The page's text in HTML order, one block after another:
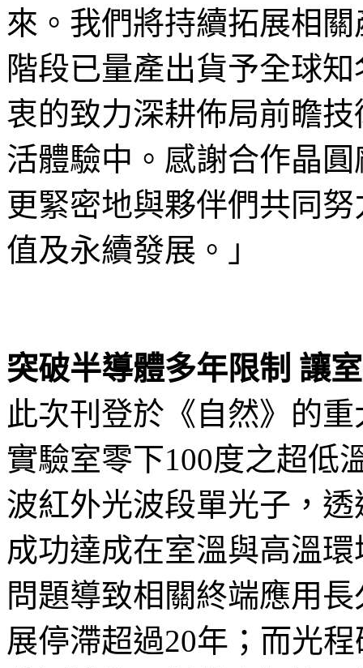
來。我們將持續拓展相
階段已量產出貨予全球
衷的致力深耕佈局前瞻
活體驗中。感謝合作晶
更緊密地與夥伴們共同
值及永續發展。」
突破半導體多年限制 讓
此次刊登於《自然》的
實驗室零下100度之超低
波紅外光波段單光子，
成功達成在室溫與高溫
問題導致相關終端應用
展停滯超過20年；而光